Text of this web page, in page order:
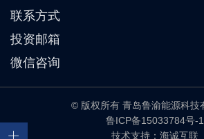
联系方式
投资邮箱
微信咨询
© 版权所有 青岛鲁渝能源科技
鲁ICP备15033784号-1
技术支持：海诚互联